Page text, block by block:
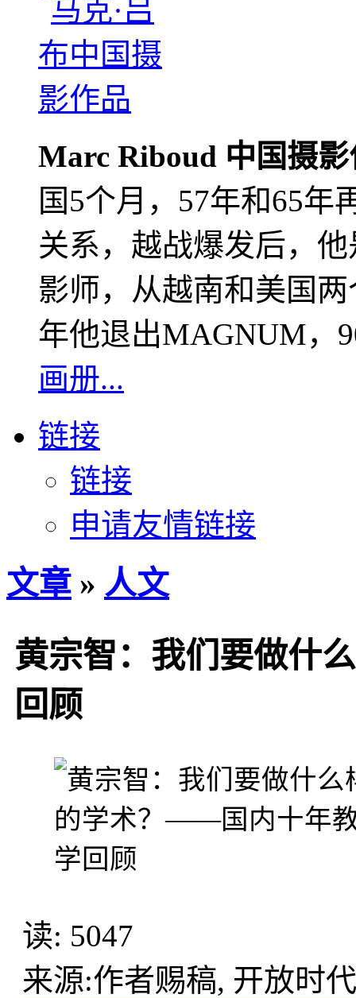
Marc Riboud 中国摄
国5个月，57年和65年
关系，越战爆发后，
影师，从越南和美国
年他退出MAGNUM，
画册...
链接
链接
申请友情链接
文章 » 人文
黄宗智：我们要做什
回顾
读: 5047
来源:作者赐稿, 开放时